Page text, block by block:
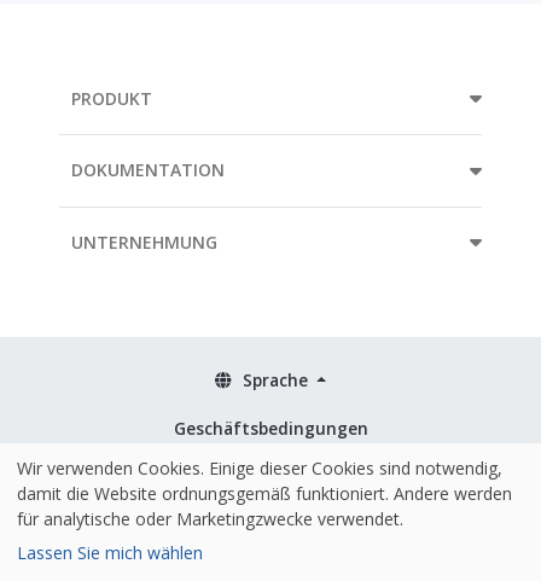
PRODUKT
DOKUMENTATION
UNTERNEHMUNG
Geschäftsbedingungen
Richtlinien
Sicherheit & ISO 27001
Sprache
Wir verwenden Cookies. Einige dieser Cookies sind notwendig,
damit die Website ordnungsgemäß funktioniert. Andere werden
für analytische oder Marketingzwecke verwendet.
Lassen Sie mich wählen